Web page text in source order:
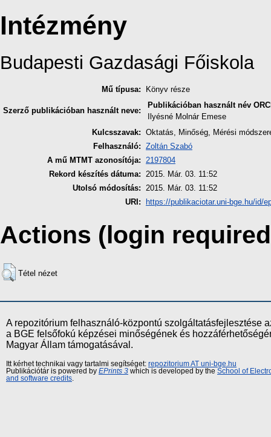
Intézmény
Budapesti Gazdasági Főiskola
Mű típusa: Könyv része
Szerző publikációban használt neve:
Publikációban használt név
Ilyésné Molnár Emese
Kulcsszavak: Oktatás, Minőség, Mérési
Felhasználó: Zoltán Szabó
A mű MTMT azonosítója: 2197804
Rekord készítés dátuma: 2015. Már. 03. 11:52
Utolsó módosítás: 2015. Már. 03. 11:52
URI:
https://publikaciotar.uni-bge.hu/id/
Actions (login
Tétel nézet
A repozitórium felhasználó-központú szolgáltatásfejlesztése
a BGE felsőfokú képzései minőségének és
Magyar Állam támogatásával.
Itt kérhet technikai vagy tartalmi segítséget: repozitorium AT uni-bge.hu
Publikációtár is powered by EPrints 3 which is developed by the School of
and software credits